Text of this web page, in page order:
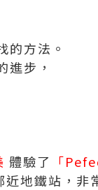
的方法。
進步，
體驗了 「
地鐵站，非